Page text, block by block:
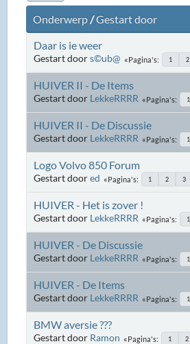
Onderwerp/Gestart door
Daar is ie weer
Gestart doors©ub@ Pagina's 1 2
HUIVER II - De Items
Gestart door LekkeRRRR Pagina's 1
HUIVER II - De Discussie
Gestart door LekkeRRRR Pagina's 1
Logo Volvo 850 Forum
Gestart doored Pagina's 1 2 3
HUIVER - Het is zover !
Gestart door LekkeRRRR Pagina's 1
HUIVER - De Discussie
Gestart door LekkeRRRR Pagina's 1
HUIVER - De Items
Gestart door LekkeRRRR Pagina's 1
BMW aversie ???
Gestart door Ramon Pagina's 1 2